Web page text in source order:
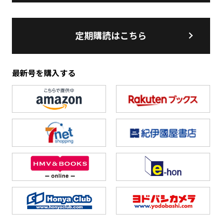
定期購読はこちら
最新号を購入する